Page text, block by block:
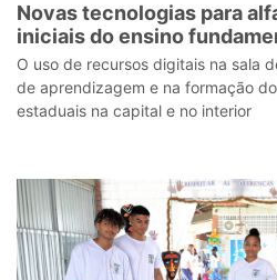
Novas tecnologias para
iniciais do ensino
diferença nas escolas
O uso de recursos digitais na sala
de aprendizagem e na formação
estaduais na capital e no interior